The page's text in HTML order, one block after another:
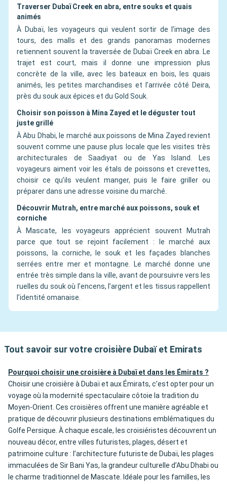
Traverser Dubaï Creek en abra, entre souks et quais
animés
À Dubaï, les voyageurs qui veulent sortir de l’image des
tours, des malls et des grands panoramas modernes
retiennent souvent la traversée de Dubaï Creek en abra. Le
trajet est court, mais il donne une impression plus
concrète de la ville, avec les bateaux en bois, les quais
animés, les petites marchandises et l’arrivée côté Deira,
près du souk aux épices et du Gold Souk.
Choisir son poisson à Mina Zayed et le déguster tout
juste grillé
À Abu Dhabi, le marché aux poissons de Mina Zayed revient
souvent comme une pause plus locale que les visites très
architecturales de Saadiyat ou de Yas Island. Les
voyageurs aiment voir les étals de poissons et crevettes,
choisir ce qu’ils veulent manger, puis le faire griller ou
préparer dans une adresse voisine du marché.
Découvrir Mutrah, entre marché aux poissons, souk et
corniche
À Mascate, les voyageurs apprécient souvent Mutrah
parce que tout se rejoint facilement : le marché aux
poissons, la corniche, le souk et les façades blanches
serrées entre mer et montagne. Le marché donne une
entrée très simple dans la ville, avant de poursuivre vers les
ruelles du souk où l’encens, l’argent et les tissus rappellent
l’identité omanaise.
Tout savoir sur votre croisière Dubaï et Emirats
Pourquoi choisir une croisière à Dubaï et dans les Émirats ?
Choisir une croisière à Dubaï et aux Émirats, c’est opter pour un
voyage où la modernité spectaculaire côtoie la tradition du
Moyen-Orient. Ces croisières offrent une manière agréable et
pratique de découvrir plusieurs destinations emblématiques du
Golfe Persique. À chaque escale, les croisiéristes découvrent un
nouveau décor, entre villes futuristes, plages, désert et
patrimoine culture : l’architecture futuriste de Dubaï, les plages
immaculées de Sir Bani Yas, la grandeur culturelle d’Abu Dhabi ou
le charme traditionnel de Mascate. Idéale pour les familles, les